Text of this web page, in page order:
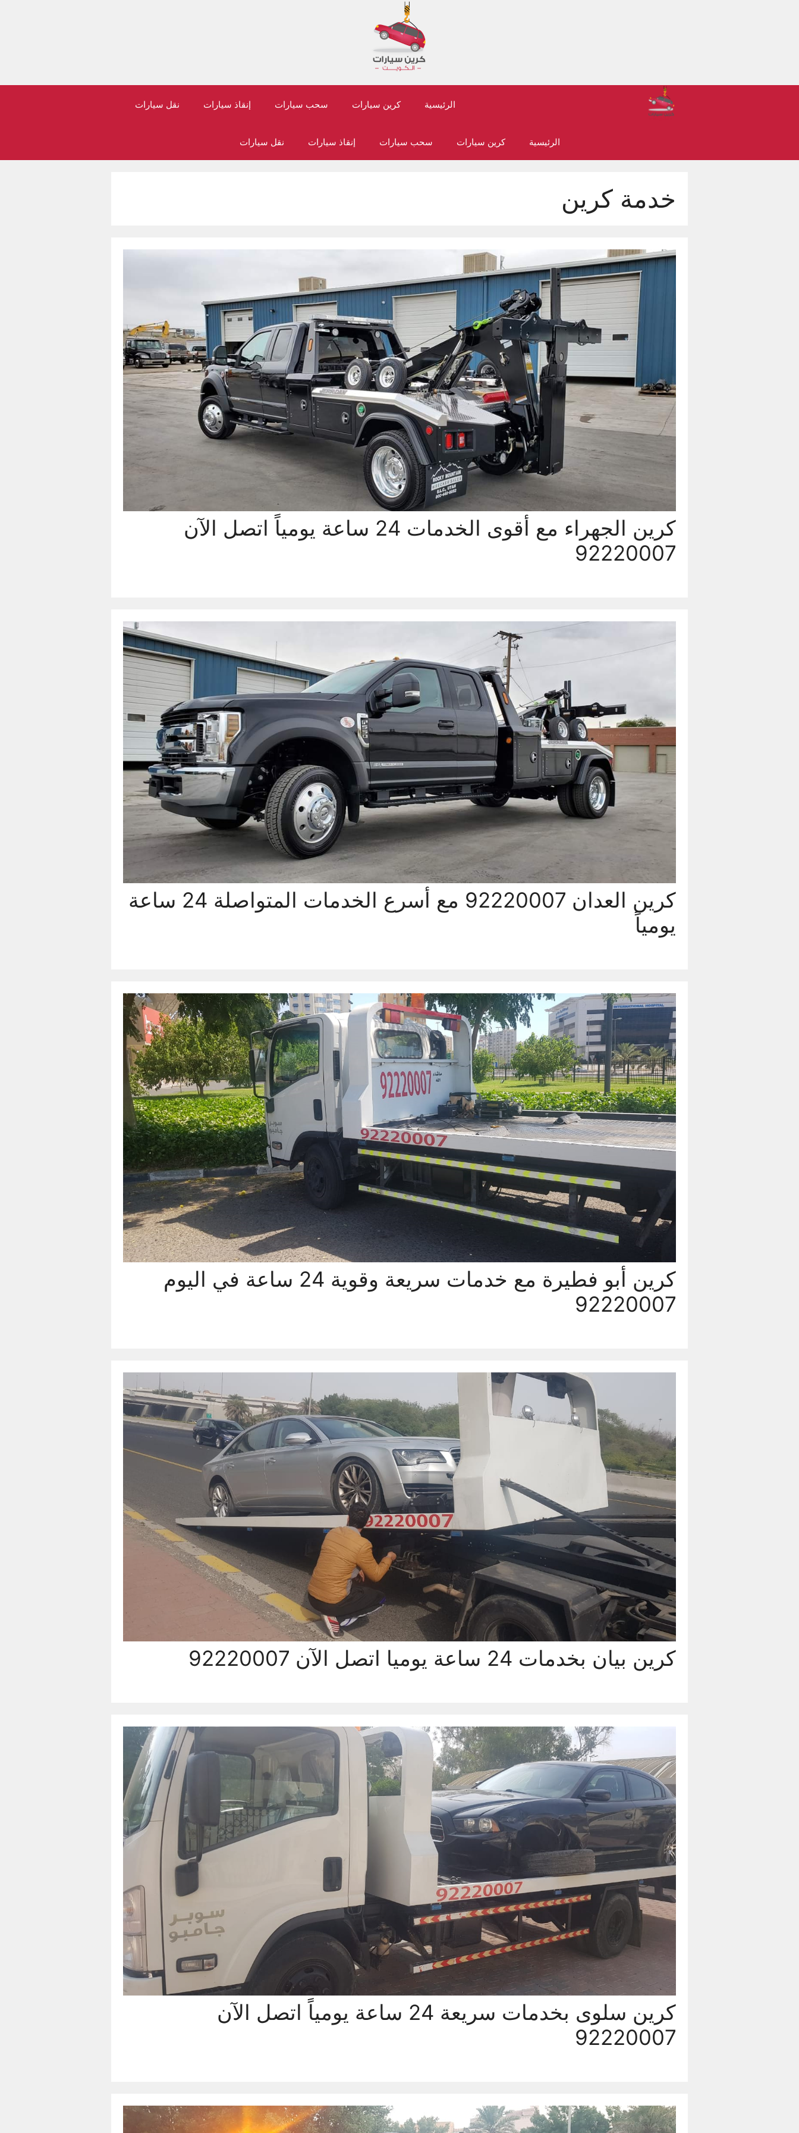
الرئيسية كرين سيارات سحب سيارات إنقاذ سيارات نقل سيارات
الرئيسية كرين سيارات سحب سيارات إنقاذ سيارات نقل سيارات
خدمة كرين
كرين الجهراء مع أقوى الخدمات 24 ساعة يومياً اتصل الآن
92220007
كرين العدان 92220007 مع أسرع الخدمات المتواصلة 24 ساعة
يومياً
كرين أبو فطيرة مع خدمات سريعة وقوية 24 ساعة في اليوم
92220007
كرين بيان بخدمات 24 ساعة يوميا اتصل الآن 92220007
كرين سلوى بخدمات سريعة 24 ساعة يومياً اتصل الآن
92220007